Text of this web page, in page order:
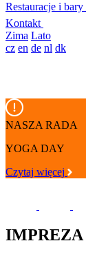
Restauracje i bary
Kontakt
Zima Lato
cz en de nl dk
NASZA RADA
YOGA DAY
Czytaj więcej
IMPREZA